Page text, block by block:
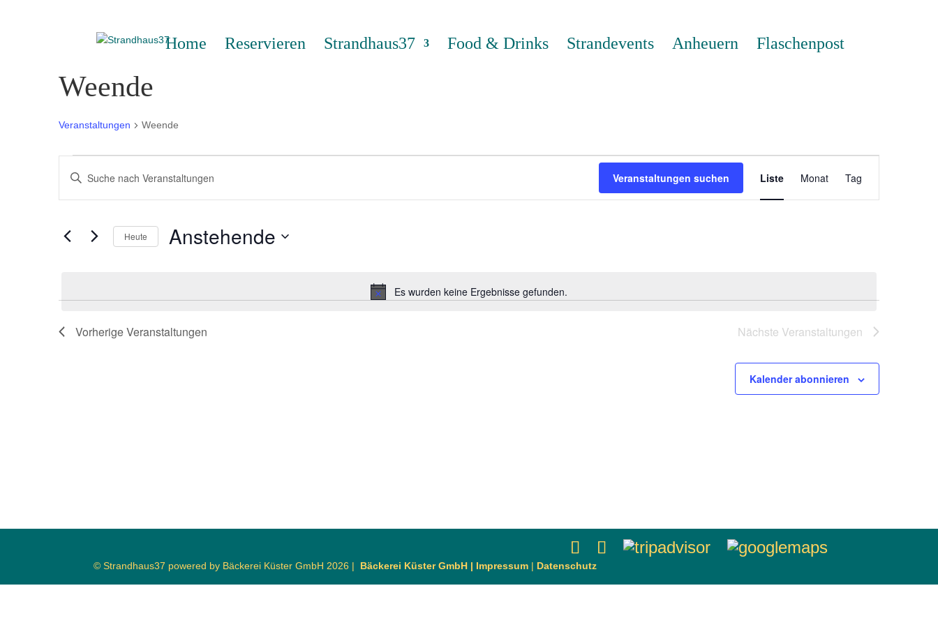
Home Reservieren Strandhaus37 Food & Drinks Strandevents Anheuern Flaschenpost
Weende
Veranstaltungen Weende
Veranstaltungen
Hinweis
Es wurden keine Ergebnisse gefunden.
Suche
und
Navigation
Bitte
eingeben.
nach
Veranstaltungen suchen
Ansichten-
Liste Monat Tag
Heute Anstehende
VorherigeVeranstaltungen Nächste Veranstaltungen
Kalender abonnieren
© Strandhaus37 powered by Bäckerei Küster GmbH 2026 | Bäckerei Küster GmbH | Impressum | Datenschutz